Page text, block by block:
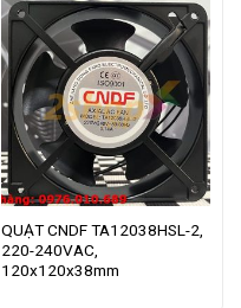
QUẠT CNDF TA12038HSL-2,
220-240VAC,
120x120x38mm